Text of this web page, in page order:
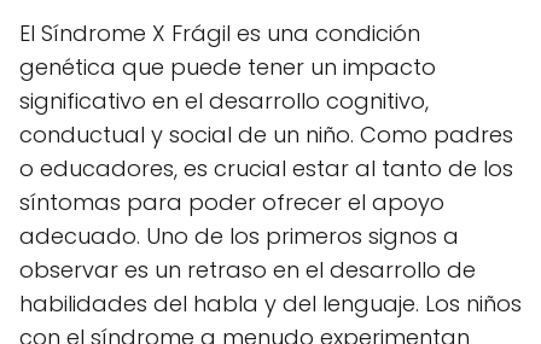
El Síndrome X Frágil es una condición
genética que puede tener un impacto
significativo en el desarrollo cognitivo,
conductual y social de un niño. Como padres
o educadores, es crucial estar al tanto de los
síntomas para poder ofrecer el apoyo
adecuado. Uno de los primeros signos a
observar es un retraso en el desarrollo de
habilidades del habla y del lenguaje. Los niños
con el síndrome a menudo experimentan